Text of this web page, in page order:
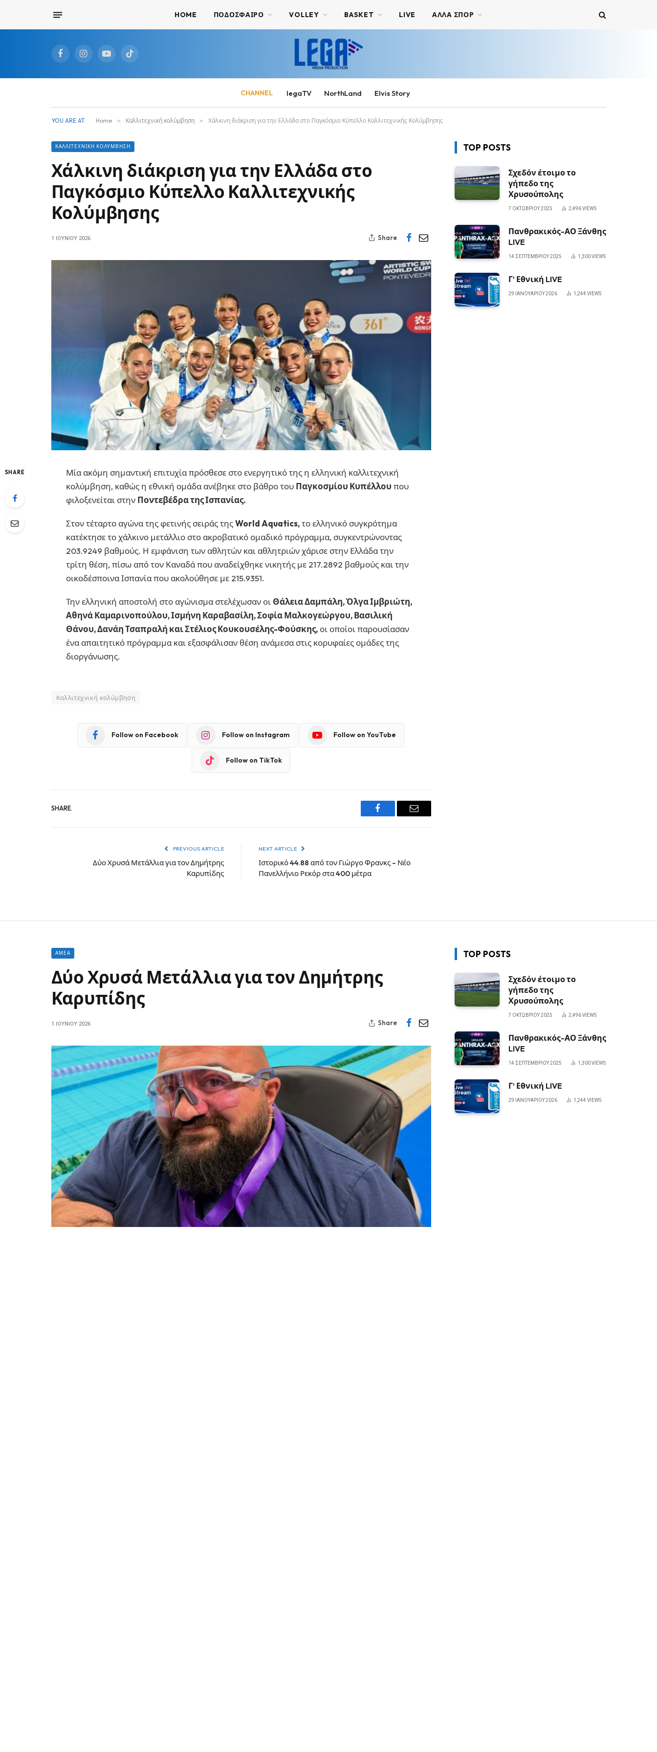
HOME ΠΟΔΟΣΦΑΙΡΟ VOLLEY BASKET LIVE ΑΛΛΑ ΣΠΟΡ
FacebookInstagramYouTubeTikTok
CHANNEL legaTV NorthLand Elvis Story
YOU ARE AT: Home » Καλλιτεχνική κολύμβηση » Χάλκινη διάκριση για την Ελλάδα στο Παγκόσμιο Κύπελλο Καλλιτεχνικής Κολύμβησης
ΚΑΛΛΙΤΕΧΝΙΚΉ ΚΟΛΎΜΒΗΣΗ
Χάλκινη διάκριση για την Ελλάδα στο
Παγκόσμιο Κύπελλο Καλλιτεχνικής
Κολύμβησης
1 ΙΟΥΝΊΟΥ 2026 Share
SHARE
Μία ακόμη σημαντική επιτυχία πρόσθεσε στο ενεργητικό της η ελληνική καλλιτεχνική
κολύμβηση, καθώς η εθνική ομάδα ανέβηκε στο βάθρο του Παγκοσμίου Κυπέλλου που
φιλοξενείται στην Ποντεβέδρα της Ισπανίας.
Στον τέταρτο αγώνα της φετινής σειράς τηςWorld Aquatics,το ελληνικό συγκρότημα
κατέκτησε το χάλκινο μετάλλιο στο ακροβατικό ομαδικό πρόγραμμα, συγκεντρώνοντας
203.9249 βαθμούς. Η εμφάνιση των αθλητών και αθλητριών χάρισε στην Ελλάδα την
τρίτη θέση, πίσω από τον Καναδά που αναδείχθηκε νικητής με 217.2892 βαθμούς και την
οικοδέσποινα Ισπανία που ακολούθησε με 215.9351.
Την ελληνική αποστολή στο αγώνισμα στελέχωσαν οι Θάλεια Δαμπάλη, Όλγα Ιμβριώτη,
Αθηνά Καμαρινοπούλου, Ισμήνη Καραβασίλη, Σοφία Μαλκογεώργου, Βασιλική
Θάνου, Δανάη Τσαπραλή και Στέλιος Κουκουσέλης-Φούσκης, οι οποίοι παρουσίασαν
ένα απαιτητικό πρόγραμμα και εξασφάλισαν θέση ανάμεσα στις κορυφαίες ομάδες της
διοργάνωσης.
Καλλιτεχνική κολύμβηση
Follow on Facebook Follow on Instagram Follow on YouTube
Follow on TikTok
SHARE.
Facebook Email
PREVIOUS ARTICLE
Δύο Χρυσά Μετάλλια για τον Δημήτρης
Καρυπίδης
NEXT ARTICLE
Ιστορικό 44.88 από τον Γιώργο Φρανκς – Νέο
Πανελλήνιο Ρεκόρ στα 400 μέτρα
TOP POSTS
Σχεδόν έτοιμο το
γήπεδο της
Χρυσούπολης
7 ΟΚΤΩΒΡΊΟΥ 2025 2,496VIEWS
Πανθρακικός-ΑΟ Ξάνθης
LIVE
14 ΣΕΠΤΕΜΒΡΊΟΥ 2025 1,300VIEWS
Γ’ Εθνική LIVE
29 ΙΑΝΟΥΑΡΊΟΥ 2026 1,244 VIEWS
ΑΜΕΑ
Δύο Χρυσά Μετάλλια για τον Δημήτρης
Καρυπίδης
1 ΙΟΥΝΊΟΥ 2026 Share
TOP POSTS
Σχεδόν έτοιμο το
γήπεδο της
Χρυσούπολης
7 ΟΚΤΩΒΡΊΟΥ 2025 2,496VIEWS
Πανθρακικός-ΑΟ Ξάνθης
LIVE
14 ΣΕΠΤΕΜΒΡΊΟΥ 2025 1,300VIEWS
Γ’ Εθνική LIVE
29 ΙΑΝΟΥΑΡΊΟΥ 2026 1,244 VIEWS